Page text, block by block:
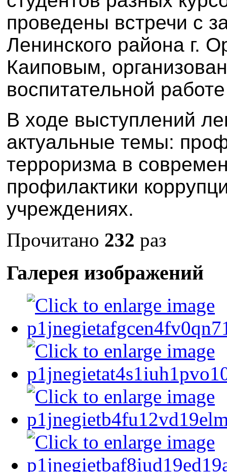
проведены встречи с
Ленинского района г.
Каиповым,
воспитательной
В ходе выступлений
актуальные темы:
терроризма в
профилактики
учреждениях.
Прочитано 232 раз
Галерея изображений